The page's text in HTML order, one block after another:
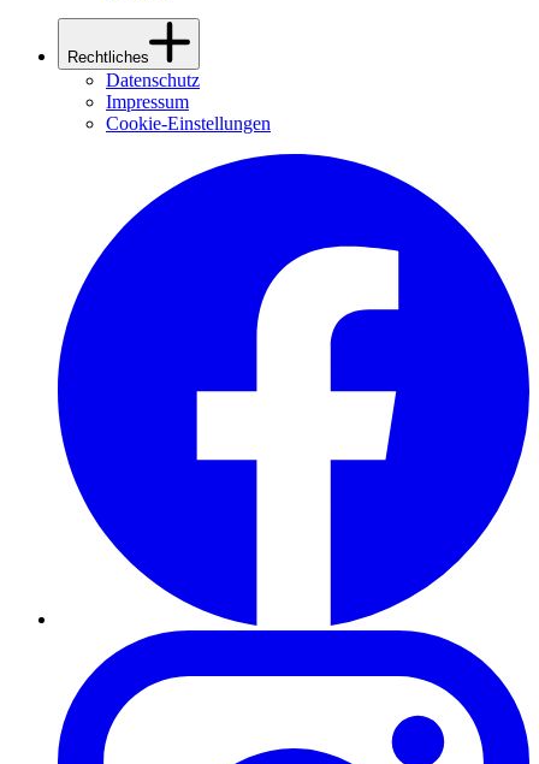
Rechtliches
Datenschutz
Impressum
Cookie-Einstellungen